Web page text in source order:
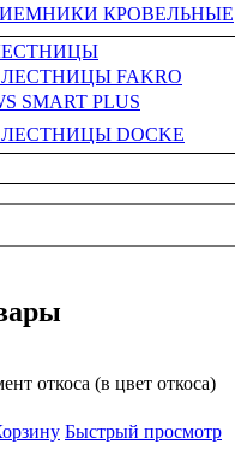
КРОВЕЛЬНЫЕ
FAKRO
SMART PLUS
DOCKE
откоса (в цвет откоса)
Быстрый просмотр